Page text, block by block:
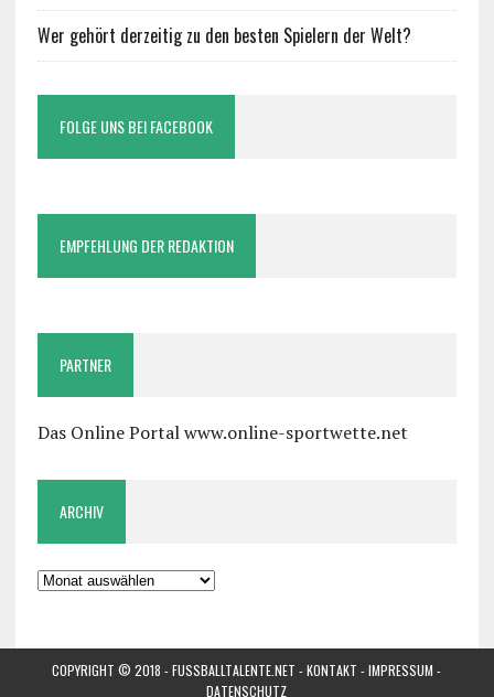
Wer gehört derzeitig zu den besten Spielern der Welt?
FOLGE UNS BEI FACEBOOK
EMPFEHLUNG DER REDAKTION
PARTNER
Das Online Portal www.online-sportwette.net
ARCHIV
Archiv
COPYRIGHT © 2018 -FUSSBALLTALENTE.NET -KONTAKT -IMPRESSUM -
DATENSCHUTZ